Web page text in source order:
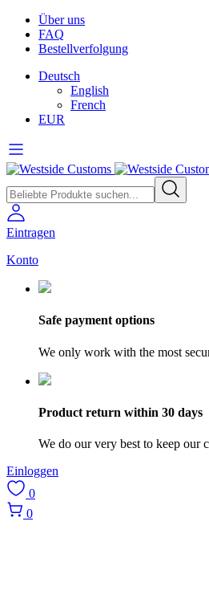
Über uns
FAQ
Bestellverfolgung
Deutsch
English
French
EUR
Eintragen
Konto
Safe payment options
We only work with the most
Product return within 30 days
We do our very best to keep our
Einloggen
0
0